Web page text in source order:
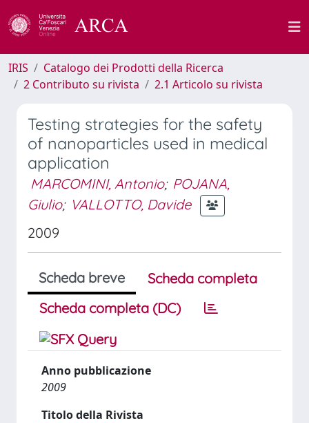
IRIS
Catalogo dei Prodotti della Ricerca
2 Contributo su rivista
2.1 Articolo su rivista
Testing strategies for the safety
of nanoparticles used in medical
application
MARCOMINI, Antonio; POJANA,
Giulio; VALLOTTO, Davide
2009
Scheda breve
Scheda completa
Scheda completa (DC)
Anno pubblicazione
2009
Titolo della Rivista